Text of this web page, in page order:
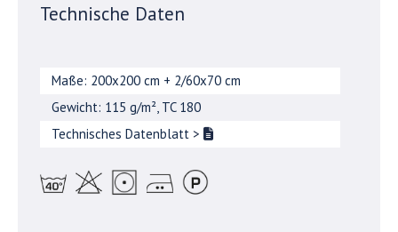
Technische Daten
Maße: 200x200 cm + 2/60x70 cm
Gewicht: 115 g/m², TC 180
Technisches Datenblatt >